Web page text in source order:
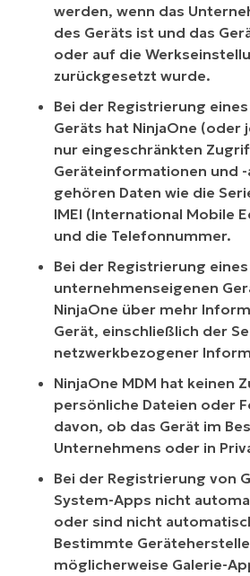
werden, wenn das
des Geräts ist und das
oder auf die
zurückgesetzt wurde.
Bei der Registrierung
Geräts hat NinjaOne (oder
nur eingeschränkten
Geräteinformationen und -
gehören Daten wie die
IMEI (International Mobile
und die Telefonnummer.
Bei der Registrierung
unternehmenseigenen
NinjaOne über mehr
Gerät, einschließlich der
netzwerkbezogener
NinjaOne MDM hat keinen
persönliche Dateien oder
davon, ob das Gerät im
Unternehmens oder in
Bei der Registrierung von
System-Apps nicht
oder sind nicht
Bestimmte
möglicherweise Galerie-